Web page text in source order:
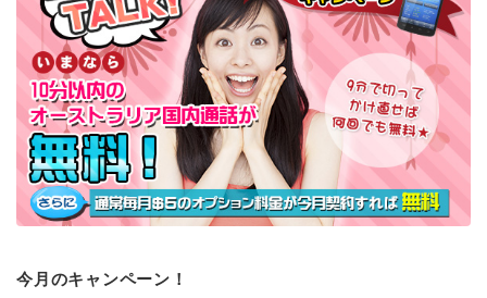
今月のキャンペーン！